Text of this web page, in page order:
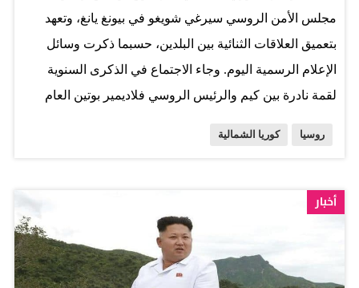
مجلس الأمن الروسي سيرغي شويغو في بيونغ يانغ، وتعهد
بتعميق العلاقات الثنائية بين البلدين، حسبما ذكرت وسائل
الإعلام الرسمية اليوم. وجاء الاجتماع في الذكرى السنوية
لقمة نادرة بين كيم والرئيس الروسي فلاديمير بوتين العام
في قضايا تعميق الحوار الاستراتيجي بين البلدين وتعزيز
التعاون للدفاع عن المصالح الأمنية المشتركة وبشأن الوضع
الإقليمي والدولي، حسبما ذكرت وكالة الأنباء المركزية
الكورية الشمالية. وأضافت الوكالة أن الجانبين توصلا إلى
روسيا كوريا الشمالية
أخبار